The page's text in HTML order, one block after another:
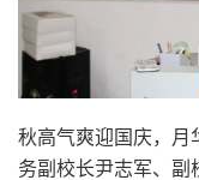
秋高气爽迎国庆，月
务副校长尹志军、副